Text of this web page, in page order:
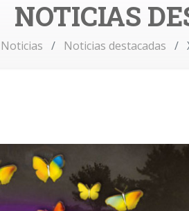
NOTICIAS
Noticias Noticias destacadas